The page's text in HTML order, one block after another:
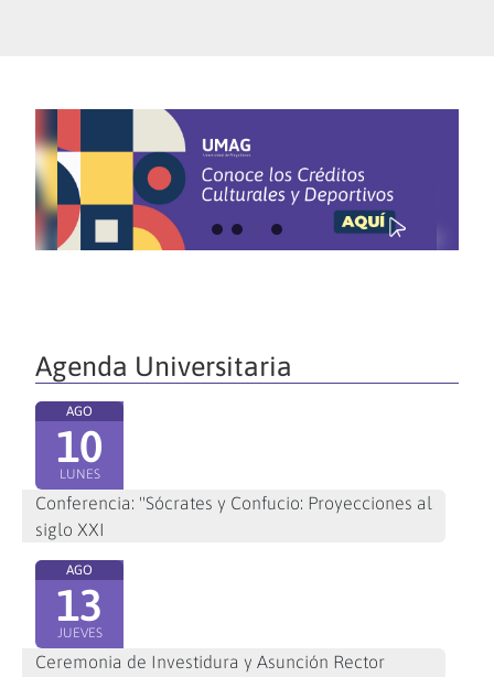
Agenda Universitaria
AGO
10
LUNES
Conferencia: "Sócrates y Confucio: Proyecciones al
siglo XXI
AGO
13
JUEVES
Ceremonia de Investidura y Asunción Rector